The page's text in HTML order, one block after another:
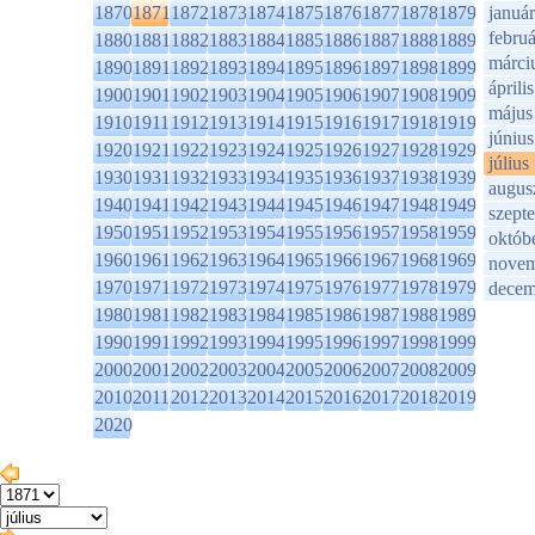
1870187118721873187418751876187718781879
1880188118821883188418851886188718881889
1890189118921893189418951896189718981899
1900190119021903190419051906190719081909
1910191119121913191419151916191719181919
1920192119221923192419251926192719281929
1930193119321933193419351936193719381939
1940194119421943194419451946194719481949
1950195119521953195419551956195719581959
1960196119621963196419651966196719681969
1970197119721973197419751976197719781979
1980198119821983198419851986198719881989
1990199119921993199419951996199719981999
2000200120022003200420052006200720082009
2010201120122013201420152016201720182019
2020
január
április
május
június
július